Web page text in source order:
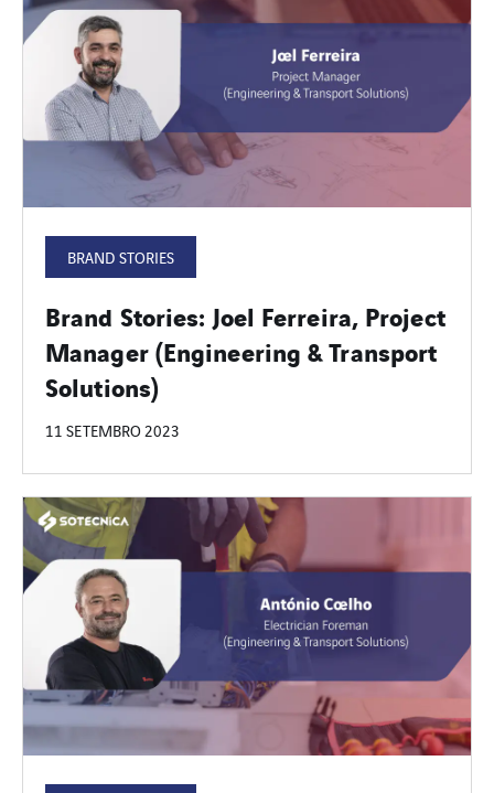
BRAND STORIES
Brand Stories: Joel Ferreira, Project
Manager (Engineering & Transport
Solutions)
11 SETEMBRO 2023